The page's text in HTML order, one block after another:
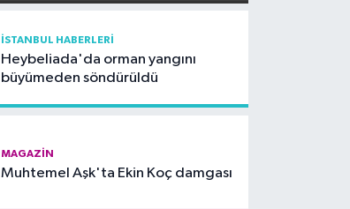
İSTANBUL HABERLERI
Heybeliada'da orman yangını
büyümeden söndürüldü
MAGAZIN
Muhtemel Aşk'ta Ekin Koç damgası